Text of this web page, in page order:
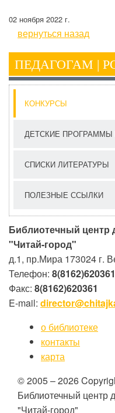
02 ноября 2022 г.
вернуться назад
ПЕДАГОГАМ |
КОНКУРСЫ
ДЕТСКИЕ
СПИСКИ ЛИТЕРАТУРЫ
ПОЛЕЗНЫЕ ССЫЛКИ
Библиотечный центр
"Читай-город"
д.1, пр.Мира 173024 г.
Телефон: 8(8162)620361
Факс: 8(8162)620361
E-mail:
о библиотеке
контакты
карта
© 2005 – 2026
Библиотечный центр
"Читай-город"